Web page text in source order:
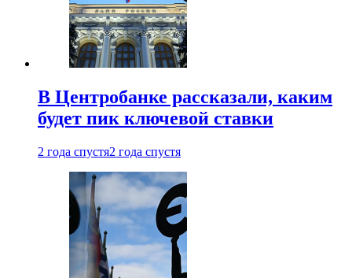
В Центробанке рассказали, каким
будет пик ключевой ставки
2 года спустя2 года спустя